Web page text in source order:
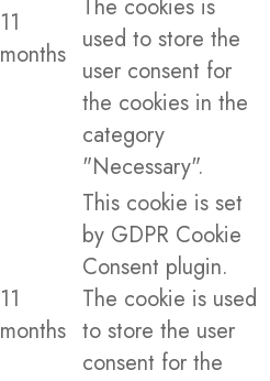
11
months
The cookies is
used to store the
user consent for
the cookies in the
category
"Necessary".
11
months
This cookie is set
by GDPR Cookie
Consent plugin.
The cookie is used
to store the user
consent for the